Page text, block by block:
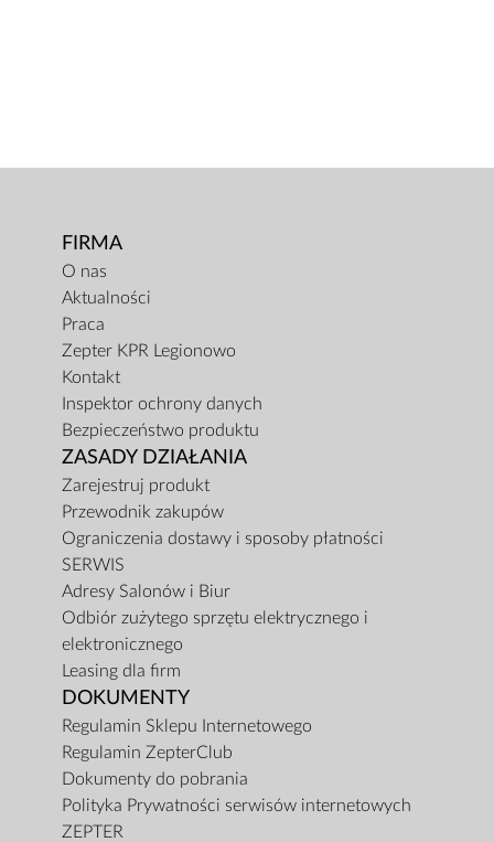
FIRMA
O nas
Aktualności
Praca
Zepter KPR Legionowo
Kontakt
Inspektor ochrony danych
Bezpieczeństwo produktu
ZASADY DZIAŁANIA
Zarejestruj produkt
Przewodnik zakupów
Ograniczenia dostawy i sposoby płatności
SERWIS
Adresy Salonów i Biur
Odbiór zużytego sprzętu elektrycznego i
elektronicznego
Leasing dla firm
DOKUMENTY
Regulamin Sklepu Internetowego
Regulamin ZepterClub
Dokumenty do pobrania
Polityka Prywatności serwisów internetowych
ZEPTER